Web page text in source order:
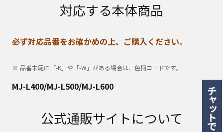
対応する本体商品
必ず対応品番をお確かめの上、ご購入ください。
品番末尾に「-K」や「-W」がある場合は、色柄コードです。
MJ-L400/MJ-L500/MJ-L600
公式通販サイトについて